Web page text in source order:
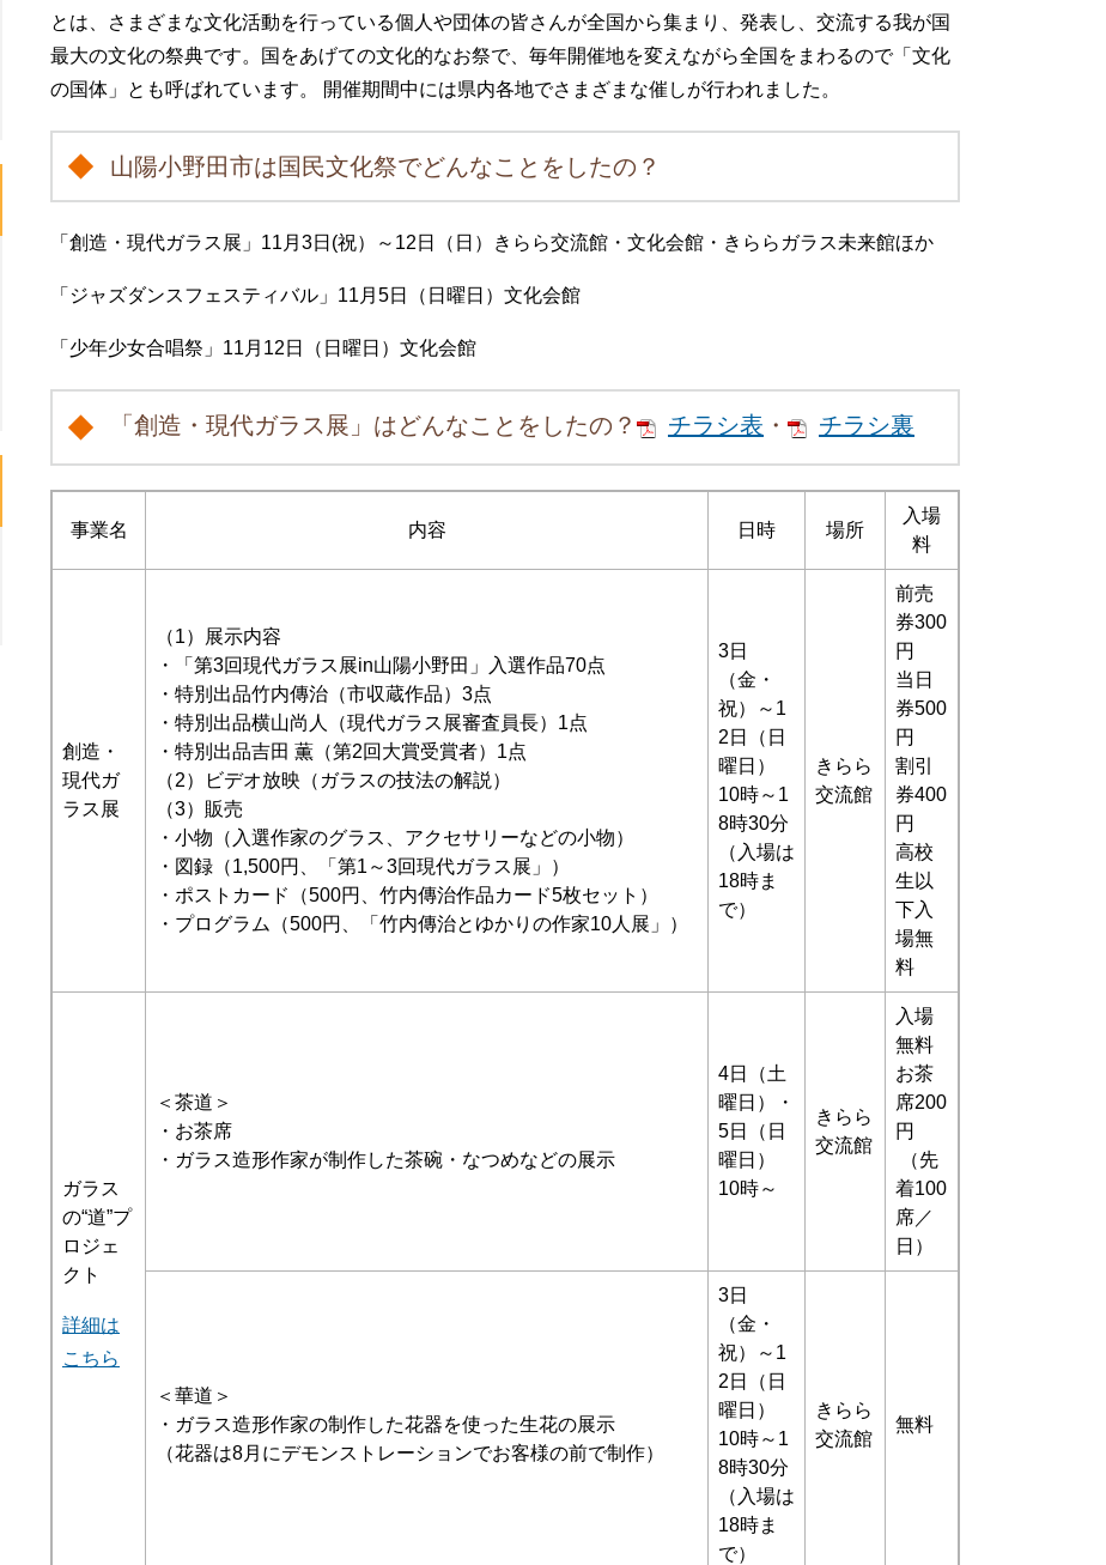
とは、さまざまな文化活動を行っている個人や団体の皆さんが全国から集まり、発表し、交流する我が国
最大の文化の祭典です。国をあげての文化的なお祭で、毎年開催地を変えながら全国をまわるので「文化
の国体」とも呼ばれています。 開催期間中には県内各地でさまざまな催しが行われました。
山陽小野田市は国民文化祭でどんなことをしたの？
「創造・現代ガラス展」11月3日(祝）～12日（日）きらら交流館・文化会館・きららガラス未来館ほか
「ジャズダンスフェスティバル」11月5日（日曜日）文化会館
「少年少女合唱祭」11月12日（日曜日）文化会館
「創造・現代ガラス展」はどんなことをしたの？ チラシ表 ・ チラシ裏
事業名 内容 日時 場所
入場
料
創造・
現代ガ
ラス展
（1）展示内容
・「第3回現代ガラス展in山陽小野田」入選作品70点
・特別出品竹内傳治（市収蔵作品）3点
・特別出品横山尚人（現代ガラス展審査員長）1点
・特別出品吉田 薫（第2回大賞受賞者）1点
（2）ビデオ放映（ガラスの技法の解説）
（3）販売
・小物（入選作家のグラス、アクセサリーなどの小物）
・図録（1,500円、「第1～3回現代ガラス展」）
・ポストカード（500円、竹内傳治作品カード5枚セット）
・プログラム（500円、「竹内傳治とゆかりの作家10人展」）
3日
（金・
祝）～1
2日（日
曜日）
10時～1
8時30分
（入場は
18時ま
で）
きらら
交流館
前売
券300
円
当日
券500
円
割引
券400
円
高校
生以
下入
場無
料
ガラス
の“道”プ
ロジェ
クト
詳細は
こちら
＜茶道＞
・お茶席
・ガラス造形作家が制作した茶碗・なつめなどの展示
4日（土
曜日）・
5日（日
曜日）
10時～
きらら
交流館
入場
無料
お茶
席200
円
（先
着100
席／
日）
＜華道＞
・ガラス造形作家の制作した花器を使った生花の展示
（花器は8月にデモンストレーションでお客様の前で制作）
3日
（金・
祝）～1
2日（日
曜日）
10時～1
8時30分
（入場は
18時ま
で）
きらら
交流館
無料